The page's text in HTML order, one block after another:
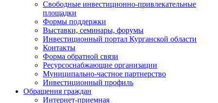
Свободные инвестиционно-привлекательные
площадки
Формы поддержки
Выставки, семинары, форумы
Инвестиционный портал Курганской области
Контакты
Форма обратной связи
Ресурсоснабжающие организации
Муниципально-частное партнерство
Инвестиционный профиль
Обращения граждан
Интернет-приемная